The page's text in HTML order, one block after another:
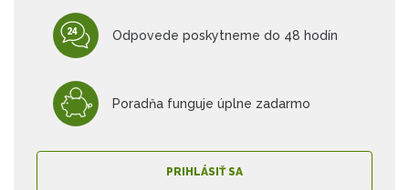
Odpovede poskytneme do 48 hodín
Poradňa funguje úplne zadarmo
PRIHLÁSIŤ SA